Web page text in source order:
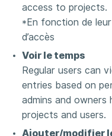
access to projects.
*En fonction de
d’accès
Voir le temps
Regular users can
entries based on
admins and
projects and users.
Ajouter/modifier